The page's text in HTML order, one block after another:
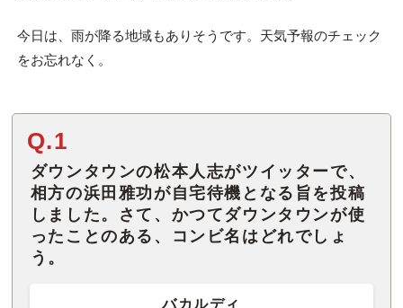
今日は、雨が降る地域もありそうです。天気予報のチェック
をお忘れなく。
Q.1
ダウンタウンの松本人志がツイッターで、
相方の浜田雅功が自宅待機となる旨を投稿
しました。さて、かつてダウンタウンが使
ったことのある、コンビ名はどれでしょ
う。
バカルディ